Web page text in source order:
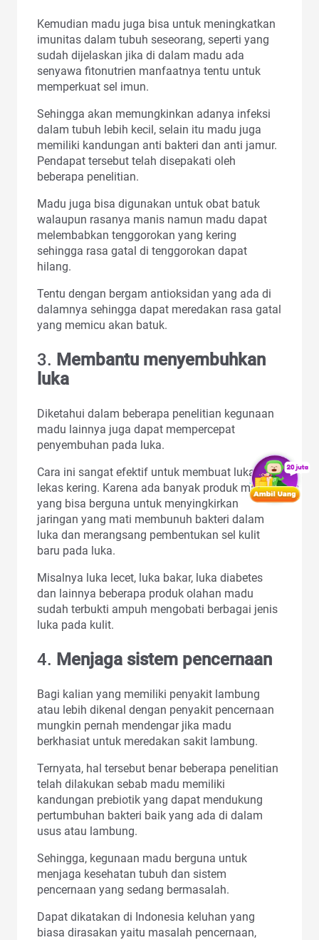
Kemudian madu juga bisa untuk meningkatkan
imunitas dalam tubuh seseorang, seperti yang
sudah dijelaskan jika di dalam madu ada
senyawa fitonutrien manfaatnya tentu untuk
memperkuat sel imun.
Sehingga akan memungkinkan adanya infeksi
dalam tubuh lebih kecil, selain itu madu juga
memiliki kandungan anti bakteri dan anti jamur.
Pendapat tersebut telah disepakati oleh
beberapa penelitian.
Madu juga bisa digunakan untuk obat batuk
walaupun rasanya manis namun madu dapat
melembabkan tenggorokan yang kering
sehingga rasa gatal di tenggorokan dapat
hilang.
Tentu dengan bergam antioksidan yang ada di
dalamnya sehingga dapat meredakan rasa gatal
yang memicu akan batuk.
3. Membantu menyembuhkan
luka
Diketahui dalam beberapa penelitian kegunaan
madu lainnya juga dapat mempercepat
penyembuhan pada luka.
Cara ini sangat efektif untuk membuat luka
lekas kering. Karena ada banyak produk madu
yang bisa berguna untuk menyingkirkan
jaringan yang mati membunuh bakteri dalam
luka dan merangsang pembentukan sel kulit
baru pada luka.
Misalnya luka lecet, luka bakar, luka diabetes
dan lainnya beberapa produk olahan madu
sudah terbukti ampuh mengobati berbagai jenis
luka pada kulit.
4. Menjaga sistem pencernaan
Bagi kalian yang memiliki penyakit lambung
atau lebih dikenal dengan penyakit pencernaan
mungkin pernah mendengar jika madu
berkhasiat untuk meredakan sakit lambung.
Ternyata, hal tersebut benar beberapa penelitian
telah dilakukan sebab madu memiliki
kandungan prebiotik yang dapat mendukung
pertumbuhan bakteri baik yang ada di dalam
usus atau lambung.
Sehingga, kegunaan madu berguna untuk
menjaga kesehatan tubuh dan sistem
pencernaan yang sedang bermasalah.
Dapat dikatakan di Indonesia keluhan yang
biasa dirasakan yaitu masalah pencernaan,